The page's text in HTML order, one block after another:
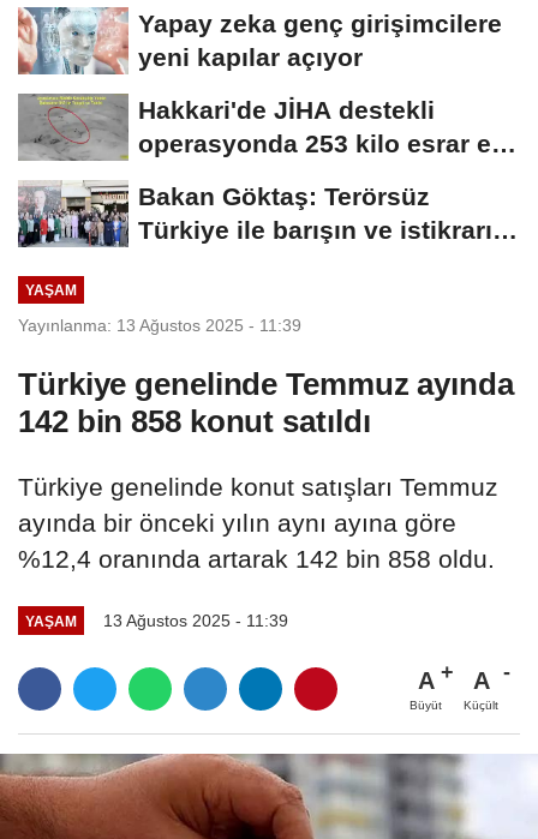
Yapay zeka genç girişimcilere
yeni kapılar açıyor
Hakkari'de JİHA destekli
operasyonda 253 kilo esrar ele
Bakan Göktaş: Terörsüz
Türkiye ile barışın ve istikrarın
YAŞAM
Yayınlanma: 13 Ağustos 2025 - 11:39
Türkiye genelinde Temmuz ayında
142 bin 858 konut satıldı
Türkiye genelinde konut satışları Temmuz
ayında bir önceki yılın aynı ayına göre
%12,4 oranında artarak 142 bin 858 oldu.
YAŞAM 13 Ağustos 2025 - 11:39
A
Büyüt
A
Küçült